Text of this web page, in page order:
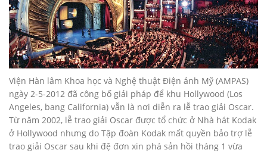
Viện Hàn lâm Khoa học và Nghệ thuật Điện ảnh Mỹ (AMPAS)
ngày 2-5-2012 đã công bố giải pháp để khu Hollywood (Los
Angeles, bang California) vẫn là nơi diễn ra lễ trao giải Oscar.
Từ năm 2002, lễ trao giải Oscar được tổ chức ở Nhà hát Kodak
ở Hollywood nhưng do Tập đoàn Kodak mất quyền bảo trợ lễ
trao giải Oscar sau khi đệ đơn xin phá sản hồi tháng 1 vừa